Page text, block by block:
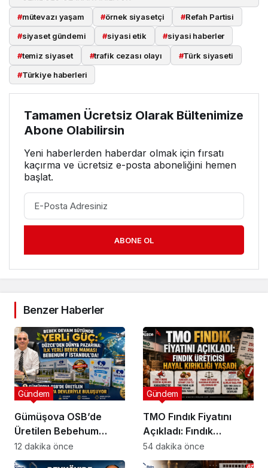
#mütevazı yaşam #örnek siyasetçi #Refah Partisi
#siyaset gündemi #siyasi etik #siyasi haberler
#temiz siyaset #trafik cezası olayı #Türk siyaseti
#Türkiye haberleri
Tamamen Ücretsiz Olarak Bültenimize
Abone Olabilirsin
Yeni haberlerden haberdar olmak için fırsatı
kaçırma ve ücretsiz e-posta aboneliğini hemen
başlat.
ABONE OL
Benzer Haberler
Gümüşova OSB’de
Üretilen Bebehum
Dünya Devleriyle
Buluşuyor
Gündem
12 dakika önce
TMO Fındık Fiyatını
Açıkladı: Fındık
Üreticisi Hayal Kırıklığı
Yaşadı
Gündem
54 dakika önce